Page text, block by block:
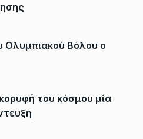
Ολυμπιακού Βόλου ο
του κόσμου μία